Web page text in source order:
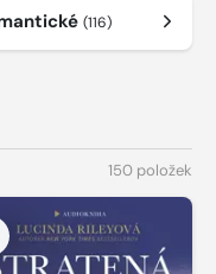
(116)
150 položek